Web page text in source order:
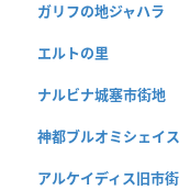
ガリフの地ジャハラ
エルトの里
ナルビナ城塞市街地
神都ブルオミシェイス
アルケイディス旧市街